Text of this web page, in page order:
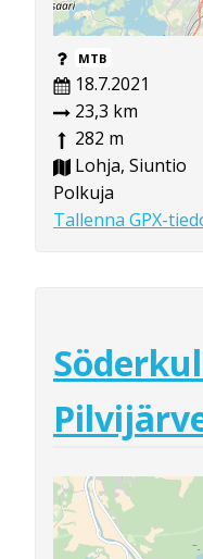
MTB
18.7.2021
23,3 km
282 m
Lohja, Siuntio
Polkuja
Tallenna GPX-